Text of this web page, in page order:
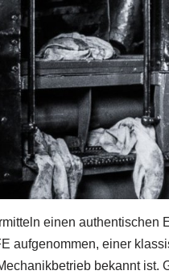
einen authentischen
aufgenommen, einer
bekannt ist.